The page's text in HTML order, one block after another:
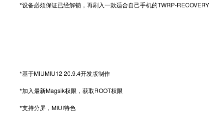
*设备必须保证已经解锁，再刷入一款适合自己手机的TWRP-RECOVERY
*基于MIUMIU12 20.9.4开发版制作
*加入最新Magsik权限，获取ROOT权限
*支持分屏，MIUI特色